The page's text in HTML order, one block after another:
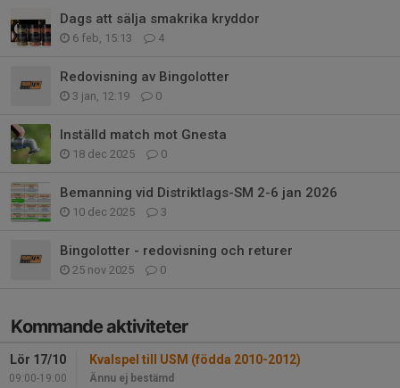
Dags att sälja smakrika kryddor
6 feb, 15:13 4
Redovisning av Bingolotter
3 jan, 12:19 0
Inställd match mot Gnesta
18 dec 2025 0
Bemanning vid Distriktlags-SM 2-6 jan 2026
10 dec 2025 3
Bingolotter - redovisning och returer
25 nov 2025 0
Kommande aktiviteter
Lör 17/10
09:00-19:00
Kvalspel till USM (födda 2010-2012)
Ännu ej bestämd